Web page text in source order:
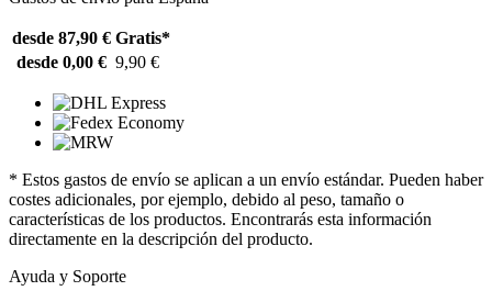
desde 87,90 € Gratis*
desde 0,00 € 9,90 €
* Estos gastos de envío se aplican a un envío estándar. Pueden haber
costes adicionales, por ejemplo, debido al peso, tamaño o
características de los productos. Encontrarás esta información
directamente en la descripción del producto.
Ayuda y Soporte